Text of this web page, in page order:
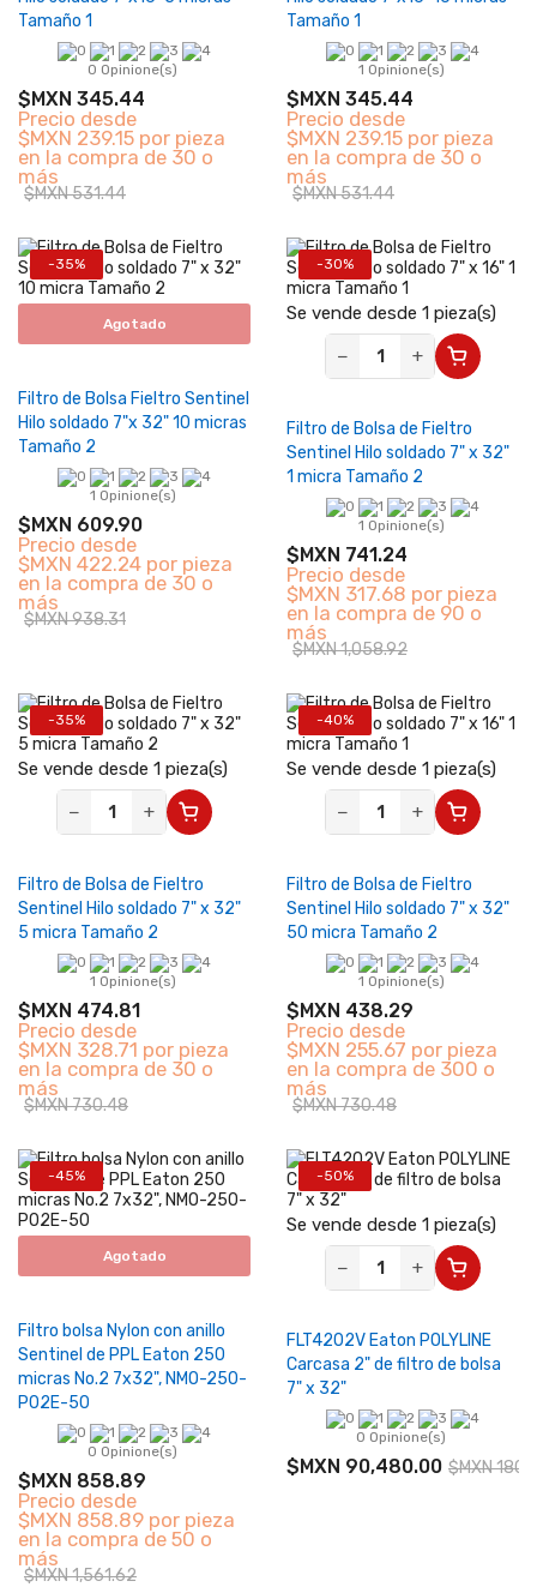
Tamaño 1
0 Opinione(s)
$MXN 345.44
Precio desde
$MXN 239.15 por pieza
en la compra de 30 o
más
$MXN 531.44
Tamaño 1
1 Opinione(s)
$MXN 345.44
Precio desde
$MXN 239.15 por pieza
en la compra de 30 o
más
$MXN 531.44
-35%
Agotado
Filtro de Bolsa Fieltro Sentinel
Hilo soldado 7"x 32" 10 micras
Tamaño 2
1 Opinione(s)
$MXN 609.90
Precio desde
$MXN 422.24 por pieza
en la compra de 30 o
más
$MXN 938.31
-30%
Se vende desde 1 pieza(s)
−
+
Filtro de Bolsa de Fieltro
Sentinel Hilo soldado 7" x 32"
1 micra Tamaño 2
1 Opinione(s)
$MXN 741.24
Precio desde
$MXN 317.68 por pieza
en la compra de 90 o
más
$MXN 1,058.92
-35%
Se vende desde 1 pieza(s)
−
+
Filtro de Bolsa de Fieltro
Sentinel Hilo soldado 7" x 32"
5 micra Tamaño 2
1 Opinione(s)
$MXN 474.81
Precio desde
$MXN 328.71 por pieza
en la compra de 30 o
más
$MXN 730.48
-40%
Se vende desde 1 pieza(s)
−
+
Filtro de Bolsa de Fieltro
Sentinel Hilo soldado 7" x 32"
50 micra Tamaño 2
1 Opinione(s)
$MXN 438.29
Precio desde
$MXN 255.67 por pieza
en la compra de 300 o
más
$MXN 730.48
-45%
Agotado
Filtro bolsa Nylon con anillo
Sentinel de PPL Eaton 250
micras No.2 7x32", NMO-250-
P02E-50
0 Opinione(s)
$MXN 858.89
Precio desde
$MXN 858.89 por pieza
en la compra de 50 o
más
$MXN 1,561.62
-50%
Se vende desde 1 pieza(s)
−
+
FLT4202V Eaton POLYLINE
Carcasa 2" de filtro de bolsa
7" x 32"
0 Opinione(s)
$MXN 90,480.00 $MXN